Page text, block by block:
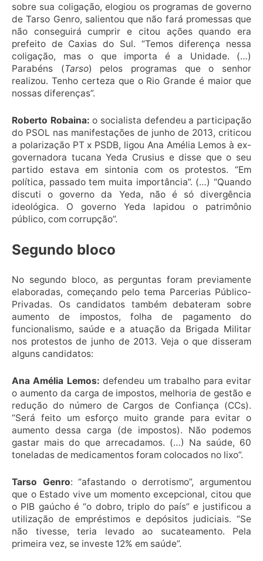
sobre sua coligação, elogiou os programas de governo
de Tarso Genro, salientou que não fará promessas que
não conseguirá cumprir e citou ações quando era
prefeito de Caxias do Sul. “Temos diferença nessa
coligação, mas o que importa é a Unidade. (…)
Parabéns (Tarso) pelos programas que o senhor
realizou. Tenho certeza que o Rio Grande é maior que
nossas diferenças”.
Roberto Robaina: o socialista defendeu a participação
do PSOL nas manifestações de junho de 2013, criticou
a polarização PT x PSDB, ligou Ana Amélia Lemos à ex-
governadora tucana Yeda Crusius e disse que o seu
partido estava em sintonia com os protestos. “Em
política, passado tem muita importância”. (…) “Quando
discuti o governo da Yeda, não é só divergência
ideológica. O governo Yeda lapidou o patrimônio
público, com corrupção”.
Segundo bloco
No segundo bloco, as perguntas foram previamente
elaboradas, começando pelo tema Parcerias Público-
Privadas. Os candidatos também debateram sobre
aumento de impostos, folha de pagamento do
funcionalismo, saúde e a atuação da Brigada Militar
nos protestos de junho de 2013. Veja o que disseram
alguns candidatos:
Ana Amélia Lemos: defendeu um trabalho para evitar
o aumento da carga de impostos, melhoria de gestão e
redução do número de Cargos de Confiança (CCs).
“Será feito um esforço muito grande para evitar o
aumento dessa carga (de impostos). Não podemos
gastar mais do que arrecadamos. (…) Na saúde, 60
toneladas de medicamentos foram colocados no lixo”.
Tarso Genro: “afastando o derrotismo”, argumentou
que o Estado vive um momento excepcional, citou que
o PIB gaúcho é “o dobro, triplo do país” e justificou a
utilização de empréstimos e depósitos judiciais. “Se
não tivesse, teria levado ao sucateamento. Pela
primeira vez, se investe 12% em saúde”.